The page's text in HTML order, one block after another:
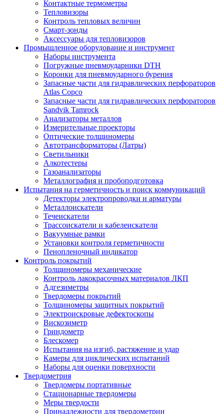
Контактные термометры
Тепловизоры
Контроль тепловых величин
Смарт-зонды
Аксессуары для тепловизоров
Промышленное оборудование и инструмент
Наборы инструмента
Погружные пневмоударники DTH
Коронки для пневмоударного бурения
Запасные части для гидравлических перфораторов
Atlas Copco
Запасные части для гидравлических перфораторов
Sandvik Tamrock
Анализаторы металлов
Измерительные проекторы
Оптические толщиномеры
Автотрансформаторы (Латры)
Светильники
Алкотестеры
Газоанализаторы
Металлография и пробоподготовка
Испытания на герметичность и поиск коммуникаций
Детекторы электропроводки и арматуры
Металлоискатели
Течеискатели
Трассоискатели и кабелеискатели
Вакуумные рамки
Установки контроля герметичности
Пенопленочный индикатор
Контроль покрытий
Толщиномеры механические
Контроль лакокрасочных материалов ЛКП
Адгезиметры
Твердомеры покрытий
Толщиномеры защитных покрытий
Электроискровые дефектоскопы
Вискозиметр
Гриндометр
Блескомер
Испытания на изгиб, растяжение и удар
Камеры для циклических испытаний
Наборы для оценки поверхности
Твердометрия
Твердомеры портативные
Стационарные твердомеры
Меры твердости
Принадлежности для твердометрии